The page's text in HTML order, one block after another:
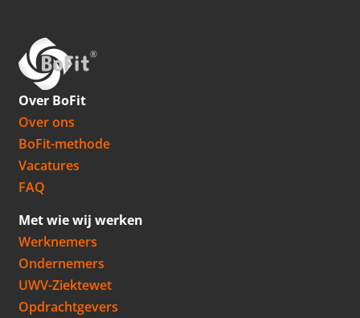
Over BoFit
Over ons
BoFit-methode
Vacatures
FAQ
Met wie wij werken
Werknemers
Ondernemers
UWV-Ziektewet
Opdrachtgevers